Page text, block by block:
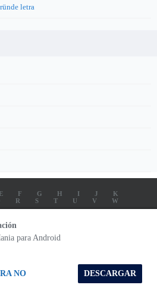
letra
E F G H I J
K
R S T V
W
© 2026 - All Rights Reserved
para Android
DESCARGAR
NO